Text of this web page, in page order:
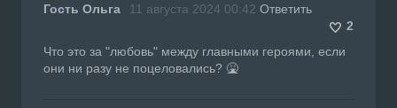
Гость Ольга 11 августа 2024 00:42 Ответить
2
Что это за "любовь" между главными героями, если
они ни разу не поцеловались? 🤮